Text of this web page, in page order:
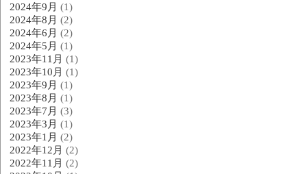
2024年9月 (1)
2024年8月 (2)
2024年6月 (2)
2024年5月 (1)
2023年11月 (1)
2023年10月 (1)
2023年9月 (1)
2023年8月 (1)
2023年7月 (3)
2023年3月 (1)
2023年1月 (2)
2022年12月 (2)
2022年11月 (2)